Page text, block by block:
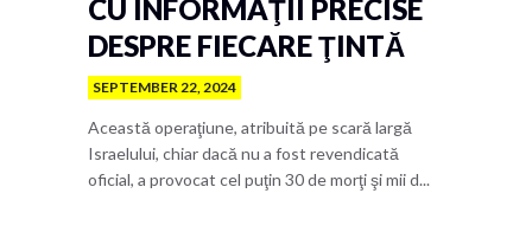
CU INFORMAŢII PRECISE
DESPRE FIECARE ŢINTĂ
SEPTEMBER 22, 2024
Această operaţiune, atribuită pe scară largă
Israelului, chiar dacă nu a fost revendicată
oficial, a provocat cel puţin 30 de morţi şi mii d...